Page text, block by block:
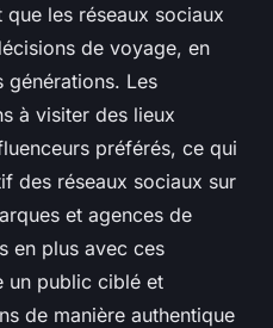
que les réseaux sociaux
de voyage, en
générations. Les
à visiter des lieux
préférés, ce qui
des réseaux sociaux sur
et agences de
en plus avec ces
un public ciblé et
de manière authentique